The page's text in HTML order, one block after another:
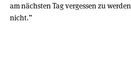
am nächsten Tag vergessen zu
nicht.”